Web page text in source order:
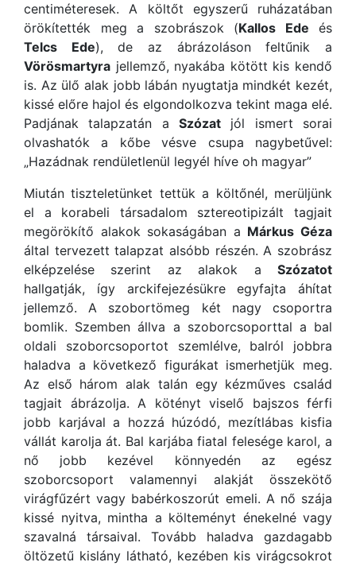
centiméteresek. A költőt egyszerű ruházatában
örökítették meg a szobrászok (Kallos Ede és
Telcs Ede), de az ábrázoláson feltűnik a
Vörösmartyra jellemző, nyakába kötött kis kendő
is. Az ülő alak jobb lábán nyugtatja mindkét kezét,
kissé előre hajol és elgondolkozva tekint maga elé.
Padjának talapzatán a Szózat jól ismert sorai
olvashatók a kőbe vésve csupa nagybetűvel:
„Hazádnak rendületlenül legyél híve oh magyar”
Miután tiszteletünket tettük a költőnél, merüljünk
el a korabeli társadalom sztereotipizált tagjait
megörökítő alakok sokaságában a Márkus Géza
által tervezett talapzat alsóbb részén. A szobrász
elképzelése szerint az alakok a Szózatot
hallgatják, így arckifejezésükre egyfajta áhítat
jellemző. A szobortömeg két nagy csoportra
bomlik. Szemben állva a szoborcsoporttal a bal
oldali szoborcsoportot szemlélve, balról jobbra
haladva a következő figurákat ismerhetjük meg.
Az első három alak talán egy kézműves család
tagjait ábrázolja. A kötényt viselő bajszos férfi
jobb karjával a hozzá húzódó, mezítlábas kisfia
vállát karolja át. Bal karjába fiatal felesége karol, a
nő jobb kezével könnyedén az egész
szoborcsoport valamennyi alakját összekötő
virágfűzért vagy babérkoszorút emeli. A nő szája
kissé nyitva, mintha a költeményt énekelné vagy
szavalná társaival. Tovább haladva gazdagabb
öltözetű kislány látható, kezében kis virágcsokrot